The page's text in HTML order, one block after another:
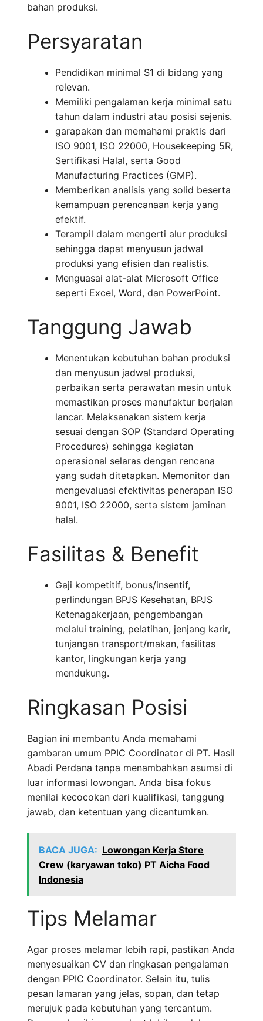
bahan produksi.
Persyaratan
Pendidikan minimal S1 di bidang yang
relevan.
Memiliki pengalaman kerja minimal satu
tahun dalam industri atau posisi sejenis.
garapakan dan memahami praktis dari
ISO 9001, ISO 22000, Housekeeping 5R,
Sertifikasi Halal, serta Good
Manufacturing Practices (GMP).
Memberikan analisis yang solid beserta
kemampuan perencanaan kerja yang
efektif.
Terampil dalam mengerti alur produksi
sehingga dapat menyusun jadwal
produksi yang efisien dan realistis.
Menguasai alat-alat Microsoft Office
seperti Excel, Word, dan PowerPoint.
Tanggung Jawab
Menentukan kebutuhan bahan produksi
dan menyusun jadwal produksi,
perbaikan serta perawatan mesin untuk
memastikan proses manufaktur berjalan
lancar. Melaksanakan sistem kerja
sesuai dengan SOP (Standard Operating
Procedures) sehingga kegiatan
operasional selaras dengan rencana
yang sudah ditetapkan. Memonitor dan
mengevaluasi efektivitas penerapan ISO
9001, ISO 22000, serta sistem jaminan
halal.
Fasilitas & Benefit
Gaji kompetitif, bonus/insentif,
perlindungan BPJS Kesehatan, BPJS
Ketenagakerjaan, pengembangan
melalui training, pelatihan, jenjang karir,
tunjangan transport/makan, fasilitas
kantor, lingkungan kerja yang
mendukung.
Ringkasan Posisi
Bagian ini membantu Anda memahami
gambaran umum PPIC Coordinator di PT. Hasil
Abadi Perdana tanpa menambahkan asumsi di
luar informasi lowongan. Anda bisa fokus
menilai kecocokan dari kualifikasi, tanggung
jawab, dan ketentuan yang dicantumkan.
BACA JUGA: Lowongan Kerja Store
Crew (karyawan toko) PT Aicha Food
Indonesia
Tips Melamar
Agar proses melamar lebih rapi, pastikan Anda
menyesuaikan CV dan ringkasan pengalaman
dengan PPIC Coordinator. Selain itu, tulis
pesan lamaran yang jelas, sopan, dan tetap
merujuk pada kebutuhan yang tercantum.